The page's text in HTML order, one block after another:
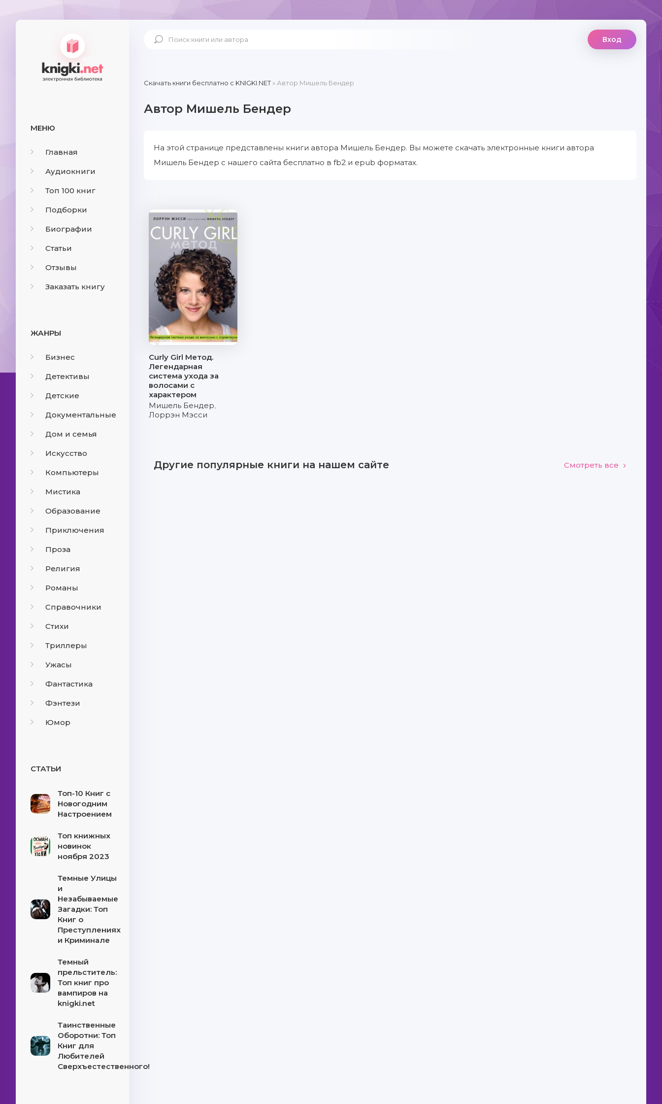
МЕНЮ
Главная
Аудиокниги
Топ 100 книг
Подборки
Биографии
Статьи
Отзывы
Заказать книгу
ЖАНРЫ
Бизнес
Детективы
Детские
Документальные
Дом и семья
Искусство
Компьютеры
Мистика
Образование
Приключения
Проза
Религия
Романы
Справочники
Стихи
Триллеры
Ужасы
Фантастика
Фэнтези
Юмор
СТАТЬИ
Топ-10 Книг с
Новогодним
Настроением
Топ книжных
новинок
ноября 2023
Темные Улицы
и
Незабываемые
Загадки: Топ
Книг о
Преступлениях
и Криминале
Темный
прельститель:
Топ книг про
вампиров на
knigki.net
Таинственные
Оборотни: Топ
Книг для
Любителей
Сверхъестественного!
Вход
Скачать книги бесплатно c KNIGKI.NET» Автор Мишель Бендер
Автор Мишель Бендер
На этой странице представлены книги автора Мишель Бендер. Вы можете скачать электронные книги автора
Мишель Бендер с нашего сайта бесплатно в fb2 и epub форматах.
Curly Girl Метод.
Легендарная
система ухода за
волосами с
характером
Мишель Бендер,
Лоррэн Мэсси
Другие популярные книги на нашем сайте Смотреть все